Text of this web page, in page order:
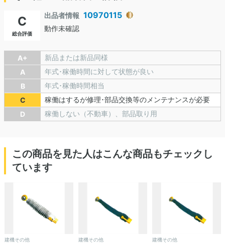
C
総合評価
出品者情報 10970115
動作未確認
A+
新品または新品同様
A
年式･稼働時間に対して状態が良い
B
年式･稼働時間相当
C
稼働はするが修理･部品交換等のメンテナンスが必要
D
稼働しない（不動車）、部品取り用
この商品を見た人はこんな商品もチェックし
ています
建機その他 建機その他 建機その他